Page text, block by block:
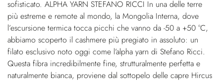
sofisticato. ALPHA YARN STEFANO RICCI In una delle terre
più estreme e remote al mondo, la Mongolia Interna, dove
l’escursione termica tocca picchi che vanno da -50 a +50 °C,
abbiamo scoperto il cashmere più pregiato in assoluto: un
filato esclusivo noto oggi come l’alpha yarn di Stefano Ricci.
Questa fibra incredibilmente fine, strutturalmente perfetta e
naturalmente bianca, proviene dal sottopelo delle capre Hircus